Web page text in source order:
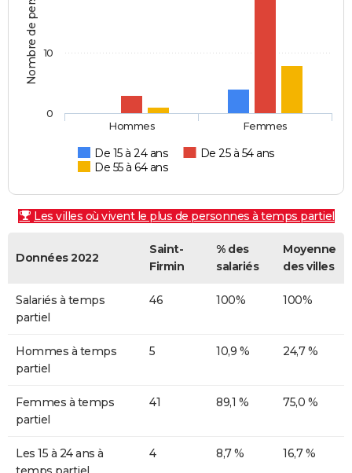
De 15 à 24 ans
De 25 à 54 ans
De 55 à 64 ans
Hommes Femmes
0
10
Les villes où vivent le plus de personnes à temps partiel
Données 2022
Saint-
Firmin
% des
salariés
Moyenne
des villes
Salariés à temps
partiel
46 100% 100%
Hommes à temps
partiel
5 10,9 % 24,7 %
Femmes à temps
partiel
41 89,1 % 75,0 %
Les 15 à 24 ans à
4 8,7 % 16,7 %